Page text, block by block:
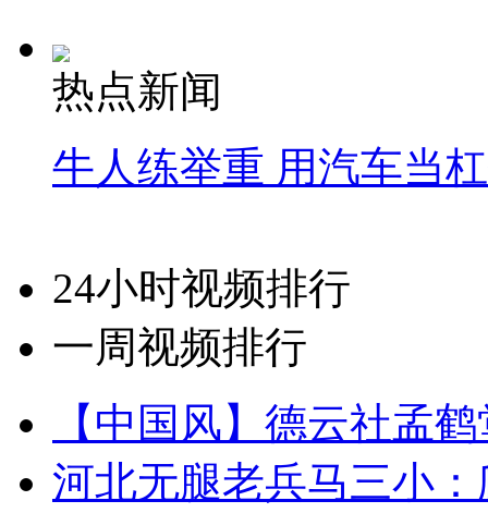
热点新闻
牛人练举重 用汽车当
24小时视频排行
一周视频排行
【中国风】德云社孟
河北无腿老兵马三小